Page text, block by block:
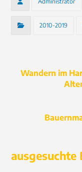
2010-2019
Wandern im
ausgesuchte